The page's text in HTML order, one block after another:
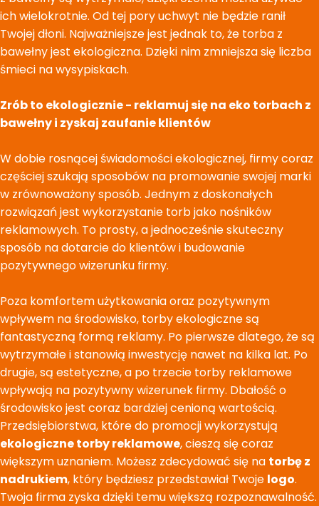
ich wielokrotnie. Od tej pory uchwyt nie będzie ranił
Twojej dłoni. Najważniejsze jest jednak to, że torba z
bawełny jest ekologiczna. Dzięki nim zmniejsza się liczba
śmieci na wysypiskach.
Zrób to ekologicznie - reklamuj się na eko torbach z
bawełny i zyskaj zaufanie klientów
W dobie rosnącej świadomości ekologicznej, firmy coraz
częściej szukają sposobów na promowanie swojej marki
w zrównoważony sposób. Jednym z doskonałych
rozwiązań jest wykorzystanie torb jako nośników
reklamowych. To prosty, a jednocześnie skuteczny
sposób na dotarcie do klientów i budowanie
pozytywnego wizerunku firmy.
Poza komfortem użytkowania oraz pozytywnym
wpływem na środowisko, torby ekologiczne są
fantastyczną formą reklamy. Po pierwsze dlatego, że są
wytrzymałe i stanowią inwestycję nawet na kilka lat. Po
drugie, są estetyczne, a po trzecie torby reklamowe
wpływają na pozytywny wizerunek firmy. Dbałość o
środowisko jest coraz bardziej cenioną wartością.
Przedsiębiorstwa, które do promocji wykorzystują
ekologiczne torby reklamowe, cieszą się coraz
większym uznaniem. Możesz zdecydować się na torbę z
nadrukiem, który będziesz przedstawiał Twoje logo.
Twoja firma zyska dzięki temu większą rozpoznawalność.